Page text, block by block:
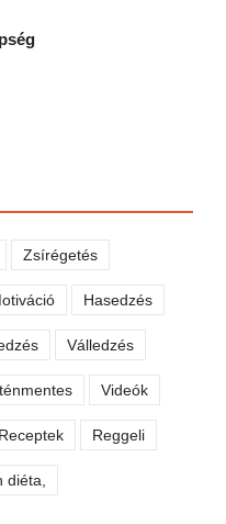
Zsírégetés
Hasedzés
Válledzés
Videók
Reggeli
diéta,